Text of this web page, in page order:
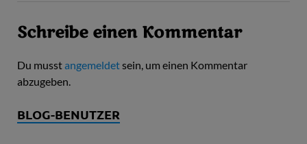
Schreibe einen Kommentar
Du musstangemeldetsein, um einen Kommentar
abzugeben.
BLOG-BENUTZER